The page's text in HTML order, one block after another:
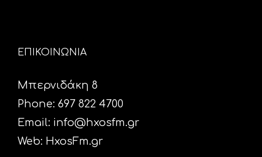
ΕΠΙΚΟΙΝΩΝΙΑ
Μπερνιδάκη 8
Phone: 697 822 4700
Email: info@hxosfm.gr
Web: HxosFm.gr